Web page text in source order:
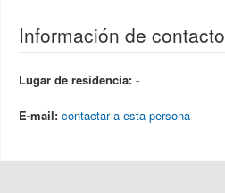
Información de contacto
Lugar de residencia: -
E-mail: contactar a esta persona